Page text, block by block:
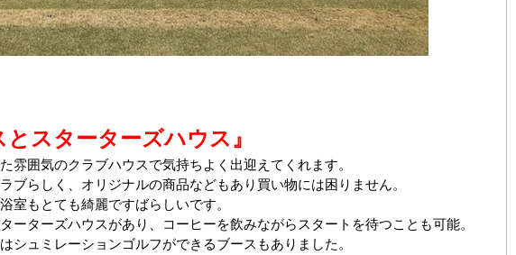
とスターターズハウス』
雰囲気のクラブハウスで気持ちよく出迎えてくれます。
ブらしく、オリジナルの商品などもあり買い物には困りません。
室もとても綺麗ですばらしいです。
ーターズハウスがあり、コーヒーを飲みながらスタートを待つことも可能。
シュミレーションゴルフができるブースもありました。